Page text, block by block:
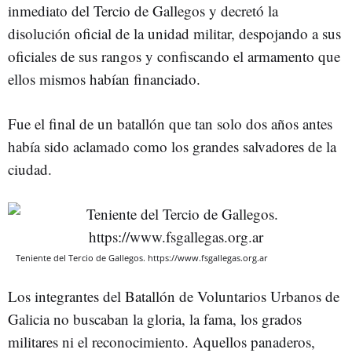
inmediato del Tercio de Gallegos y decretó la
disolución oficial de la unidad militar, despojando a sus
oficiales de sus rangos y confiscando el armamento que
ellos mismos habían financiado.
Fue el final de un batallón que tan solo dos años antes
había sido aclamado como los grandes salvadores de la
ciudad.
Teniente del Tercio de Gallegos. https://www.fsgallegas.org.ar
Los integrantes del Batallón de Voluntarios Urbanos de
Galicia no buscaban la gloria, la fama, los grados
militares ni el reconocimiento. Aquellos panaderos,